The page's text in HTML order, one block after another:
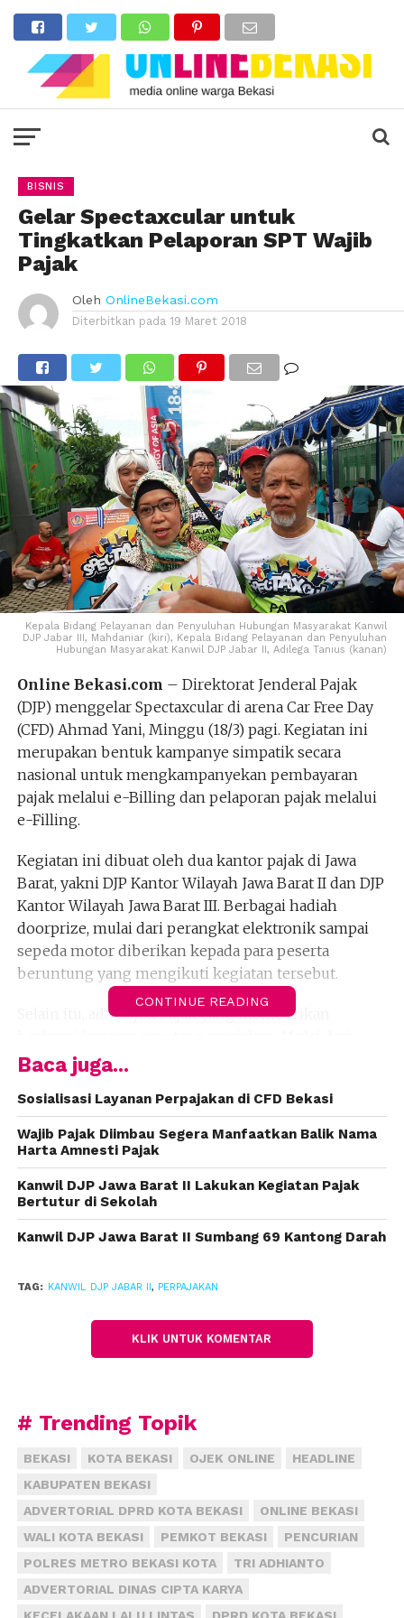
BISNIS
Gelar Spectaxcular untuk
Tingkatkan Pelaporan SPT Wajib
Pajak
Oleh OnlineBekasi.com
Diterbitkan pada 19 Maret 2018
Kepala Bidang Pelayanan dan Penyuluhan Hubungan Masyarakat Kanwil
DJP Jabar III, Mahdaniar (kiri), Kepala Bidang Pelayanan dan Penyuluhan
Hubungan Masyarakat Kanwil DJP Jabar II, Adilega Tanius (kanan)
Online Bekasi.com – Direktorat Jenderal Pajak
(DJP) menggelar Spectaxcular di arena Car Free Day
(CFD) Ahmad Yani, Minggu (18/3) pagi. Kegiatan ini
merupakan bentuk kampanye simpatik secara
nasional untuk mengkampanyekan pembayaran
pajak melalui e-Billing dan pelaporan pajak melalui
e-Filling.
Kegiatan ini dibuat oleh dua kantor pajak di Jawa
Barat, yakni DJP Kantor Wilayah Jawa Barat II dan DJP
Kantor Wilayah Jawa Barat III. Berbagai hadiah
doorprize, mulai dari perangkat elektronik sampai
sepeda motor diberikan kepada para peserta
beruntung yang mengikuti kegiatan tersebut.
Selain itu, ada Pojok Pajak yang memberikan
pembuatan nomor e-fin, pelaporan SPT Tahunan
melalui e-Filling serta konsultasi berbagai masalah
perpajakan.
Kepala Bidang Pelayanan dan Penyuluhan Hubungan
Masyarakat Kanwil DJP Jabar III, Mahdaniar,
mengatakan baru sekitar 40 persen wajib pajak di
wilayahnya yang melapor SPT melalui e-filling.
Adapun wajib pajak itu berada di Kota Bekasi, Kota
“Kami mengimbau masyarakat segera melapor,
karena batas akhir 31 Maret,” ujar Mahdaniar di
menyampaikan SPT Tahunan melalui e-Filling.
Mahdaniar menyarankan, penyampaian SPT melalui
“Karena dikhawatirkan aplikasinya agak susah, jadi
lebih baik sekarang-sekarang ini,” tukasnya.
CONTINUE READING
Baca juga...
Sosialisasi Layanan Perpajakan di CFD Bekasi
Wajib Pajak Diimbau Segera Manfaatkan Balik Nama
Harta Amnesti Pajak
Kanwil DJP Jawa Barat II Lakukan Kegiatan Pajak
Bertutur di Sekolah
Kanwil DJP Jawa Barat II Sumbang 69 Kantong Darah
TAG: KANWIL DJP JABAR II, PERPAJAKAN
KLIK UNTUK KOMENTAR
# Trending Topik
BEKASI KOTA BEKASI OJEK ONLINE
HEADLINE
KABUPATEN BEKASI
ADVERTORIAL DPRD KOTA BEKASI
ONLINE BEKASI
WALI KOTA BEKASI
PEMKOT BEKASI
PENCURIAN
POLRES METRO BEKASI KOTA
TRI ADHIANTO
ADVERTORIAL DINAS CIPTA KARYA
KECELAKAAN LALU LINTAS
DPRD KOTA BEKASI